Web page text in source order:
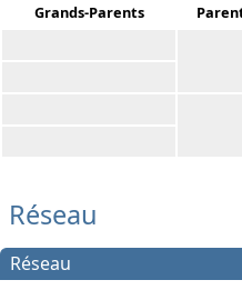
Grands-Parents
Réseau
Réseau